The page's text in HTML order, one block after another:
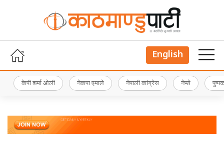
English
केपी शर्मा ओली नेकपा एमाले नेपाली कांग्रेस नेप्से